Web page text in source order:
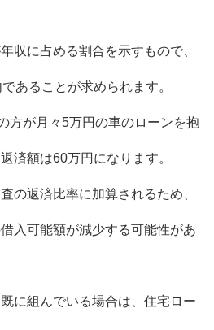
収に占める割合を示すもので、
あることが求められます。
方が月々5万円の車のローンを抱
済額は60万円になります。
の返済比率に加算されるため、
入可能額が減少する可能性があ
に組んでいる場合は、住宅ロー